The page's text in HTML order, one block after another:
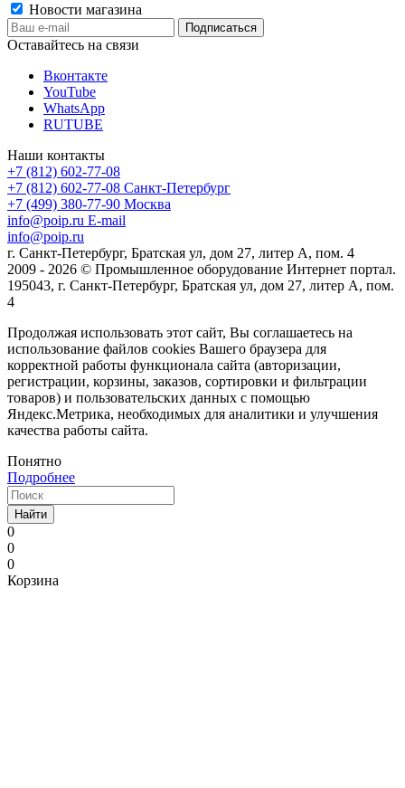
Новости магазина
Оставайтесь на связи
Вконтакте
YouTube
WhatsApp
RUTUBE
Наши контакты
+7 (812) 602-77-08
+7 (812) 602-77-08 Санкт-Петербург
+7 (499) 380-77-90 Москва
info@poip.ru E-mail
info@poip.ru
г. Санкт-Петербург, Братская ул, дом 27, литер А, пом. 4
2009 - 2026 © Промышленное оборудование Интернет портал.
195043, г. Санкт-Петербург, Братская ул, дом 27, литер А, пом.
4
Продолжая использовать этот сайт, Вы соглашаетесь на
использование файлов cookies Вашего браузера для
корректной работы функционала сайта (авторизации,
регистрации, корзины, заказов, сортировки и фильтрации
товаров) и пользовательских данных с помощью
Яндекс.Метрика, необходимых для аналитики и улучшения
качества работы сайта.
Понятно
Подробнее
Найти
0
0
0
Корзина